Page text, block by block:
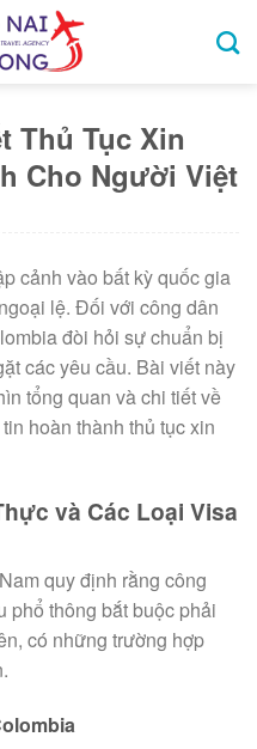
Thủ Tục Xin
Cho Người Việt
cảnh vào bất kỳ quốc gia
lệ. Đối với công dân
đòi hỏi sự chuẩn bị
các yêu cầu. Bài viết này
tổng quan và chi tiết về
hoàn thành thủ tục xin
và Các Loại Visa
quy định rằng công
phổ thông bắt buộc phải
có những trường hợp